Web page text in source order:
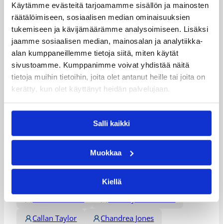
Käytämme evästeitä tarjoamamme sisällön ja mainosten
räätälöimiseen, sosiaalisen median ominaisuuksien
tukemiseen ja kävijämäärämme analysoimiseen. Lisäksi
jaamme sosiaalisen median, mainosalan ja analytiikka-
alan kumppaneillemme tietoja siitä, miten käytät
sivustoamme. Kumppanimme voivat yhdistää näitä
tietoja muihin tietoihin, joita olet antanut heille tai joita on
kerätty, kun olet käyttänyt heidän palvelujaan.
Salli kaikki
Muokkaa
Kiellä
Amerikkalaiset Korinne Campbell (23/11/3 syöttöä),
Nikki Byrd (15/9) sekä Miriam McKenzie (12/13)
yhdessä Linda-Lotta Lehtorannan (15/4/3 syöttöä/3
riistoa) kanssa tekivät hyvää työtä kotkalaisten
tappioputken katketessa.
Amani Franklin (23/9/3 riistoa) ja Shakara Jones
(15/10/3 syöttöä) olivat nokialaisten avainpelaajat.
Lisätietoja:Naisten SM-sarja
Henkilöt
Callan Taylor
Chandrea Jones